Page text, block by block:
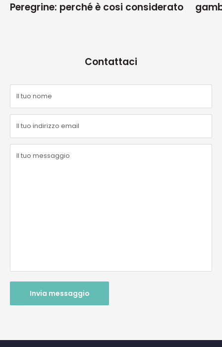
Peregrine: perché è cosi considerato
Contattaci
Il tuo nome
Il tuo indirizzo email
Il tuo messaggio
Invia messaggio